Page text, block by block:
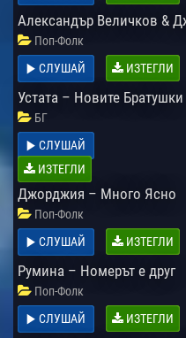
Александър Величков &
Поп-Фолк
СЛУШАЙ
ИЗТЕГЛИ
Устата – Новите Братушки
БГ
СЛУШАЙ
ИЗТЕГЛИ
Джорджия – Много Ясно
Поп-Фолк
СЛУШАЙ
ИЗТЕГЛИ
Румина – Номерът е друг
Поп-Фолк
СЛУШАЙ
ИЗТЕГЛИ